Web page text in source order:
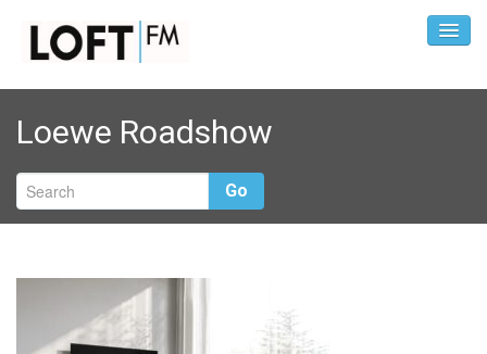
Loewe Roadshow
Go